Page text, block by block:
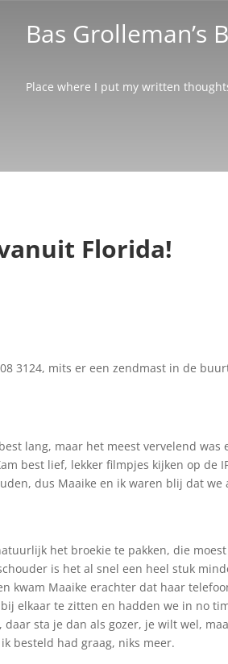
Bas Grolleman’s
Place where I put my written
Florida!
3124, mits er een zendmast in de
lang, maar het meest vervelend
best lief, lekker filmpjes kijken op de
dus Maaike en ik waren blij dat
het broekie te pakken, die
is het al snel een heel stuk
kwam Maaike erachter dat haar
elkaar te zitten en hadden we in no
daar sta je dan als gozer, je wilt wel,
besteld had graag, niks meer.